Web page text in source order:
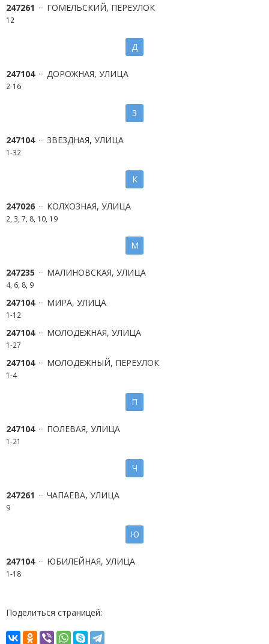
247261 ГОМЕЛЬСКИЙ, ПЕРЕУЛОК
12
Д
247104 ДОРОЖНАЯ, УЛИЦА
2-16
З
247104 ЗВЕЗДНАЯ, УЛИЦА
1-32
К
247026 КОЛХОЗНАЯ, УЛИЦА
2, 3, 7, 8, 10, 19
М
247235 МАЛИНОВСКАЯ, УЛИЦА
4, 6, 8, 9
247104 МИРА, УЛИЦА
1-12
247104 МОЛОДЕЖНАЯ, УЛИЦА
1-27
247104 МОЛОДЕЖНЫЙ, ПЕРЕУЛОК
1-4
П
247104 ПОЛЕВАЯ, УЛИЦА
1-21
Ч
247261 ЧАПАЕВА, УЛИЦА
9
Ю
247104 ЮБИЛЕЙНАЯ, УЛИЦА
1-18
Поделиться страницей: